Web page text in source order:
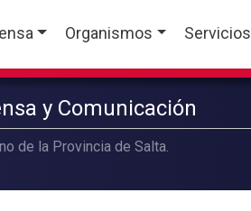
Organismos Servicios
y Comunicación
de la Provincia de Salta.